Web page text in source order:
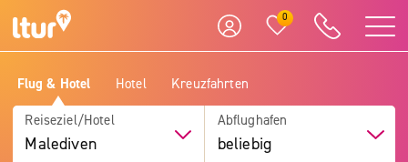
0
Flug & Hotel Hotel Kreuzfahrten
Reiseziel/Hotel
Malediven
Abflughafen
beliebig